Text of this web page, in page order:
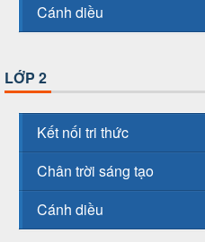
Cánh diều
LỚP 2
Kết nối tri thức
Chân trời sáng tạo
Cánh diều